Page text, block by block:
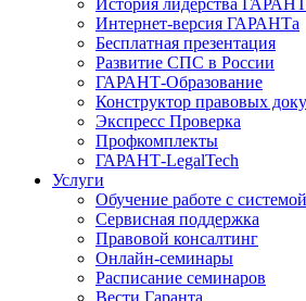
История лидерства
Интернет-версия ГАРАНТа
Бесплатная презентация
Развитие СПС в России
ГАРАНТ-Образование
Конструктор правовых
Экспресс Проверка
Профкомплекты
ГАРАНТ-LegalTech
Услуги
Обучение работе с системой
Сервисная поддержка
Правовой консалтинг
Онлайн-семинары
Расписание семинаров
Вести Гаранта